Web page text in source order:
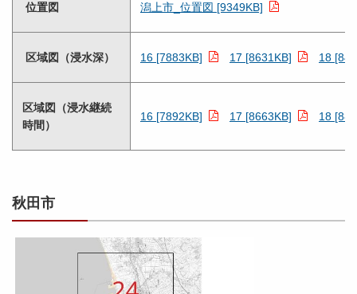
位置図 潟上市_位置図 [9349KB]
区域図（浸水深） 16 [7883KB] 17 [8631KB] 18
区域図（浸水継続
時間）
16 [7892KB] 17 [8663KB] 18
秋田市